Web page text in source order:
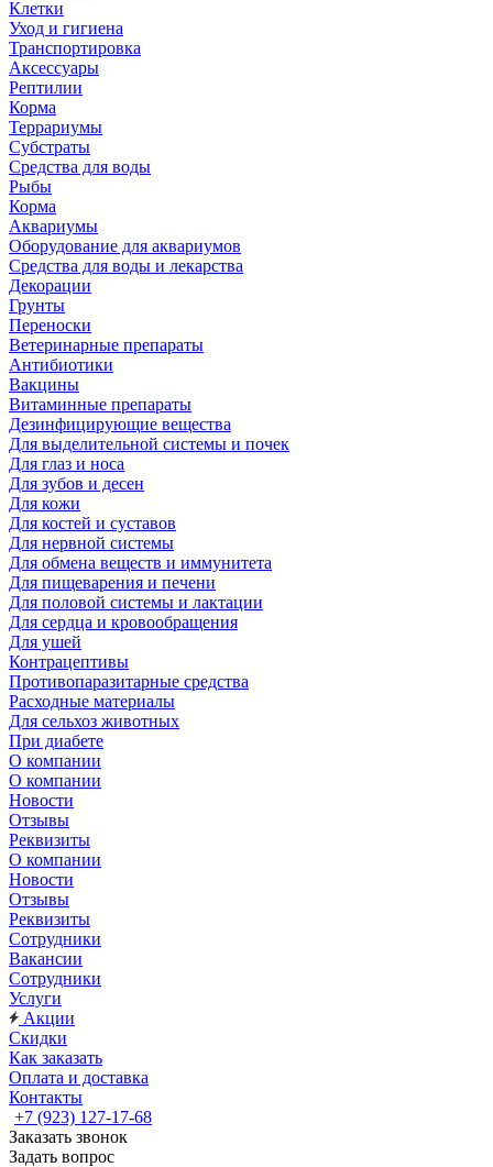
Клетки
Уход и гигиена
Транспортировка
Аксессуары
Рептилии
Корма
Террариумы
Субстраты
Средства для воды
Рыбы
Корма
Аквариумы
Оборудование для аквариумов
Средства для воды и лекарства
Декорации
Грунты
Переноски
Ветеринарные препараты
Антибиотики
Вакцины
Витаминные препараты
Дезинфицирующие вещества
Для выделительной системы и почек
Для глаз и носа
Для зубов и десен
Для кожи
Для костей и суставов
Для нервной системы
Для обмена веществ и иммунитета
Для пищеварения и печени
Для половой системы и лактации
Для сердца и кровообращения
Для ушей
Контрацептивы
Противопаразитарные средства
Расходные материалы
Для сельхоз животных
При диабете
О компании
О компании
Новости
Отзывы
Реквизиты
О компании
Новости
Отзывы
Реквизиты
Сотрудники
Вакансии
Сотрудники
Услуги
Акции
Скидки
Как заказать
Оплата и доставка
Контакты
+7 (923) 127-17-68
Заказать звонок
Задать вопрос